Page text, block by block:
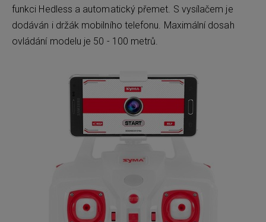
funkci Hedless a automatický přemet. S vysílačem je
dodáván i držák mobilního telefonu. Maximální dosah
ovládání modelu je 50 - 100 metrů.